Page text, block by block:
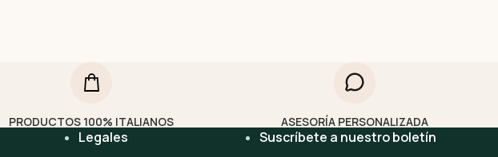
PRODUCTOS 100% ITALIANOS ASESORÍA PERSONALIZADA
Legales Suscríbete a nuestro boletín